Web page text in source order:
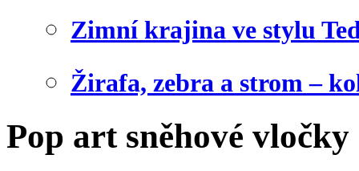
Zimní krajina ve stylu
Žirafa, zebra a strom –
Pop art sněhové vločky